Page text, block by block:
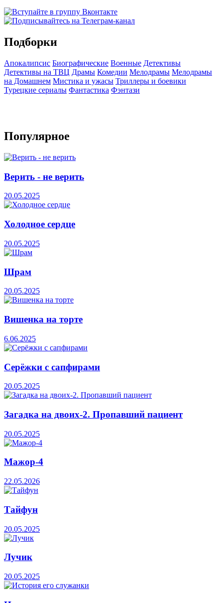
Подборки
Апокалипсис Биографические Военные Детективы
Детективы на ТВЦ Драмы Комедии Мелодрамы Мелодрамы
на Домашнем Мистика и ужасы Триллеры и боевики
Турецкие сериалы Фантастика Фэнтази
Популярное
Верить - не верить
20.05.2025
Холодное сердце
20.05.2025
Шрам
20.05.2025
Вишенка на торте
6.06.2025
Серёжки с сапфирами
20.05.2025
Загадка на двоих-2. Пропавший пациент
20.05.2025
Мажор-4
22.05.2026
Тайфун
20.05.2025
Лучик
20.05.2025